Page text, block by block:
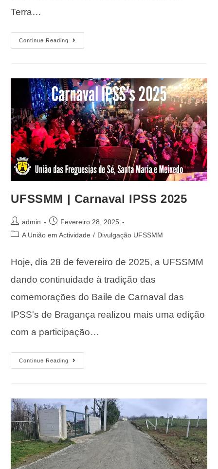
Terra…
Continue Reading
UFSSMM | Carnaval IPSS 2025
admin
Fevereiro 28, 2025
A União em Actividade / Divulgação UFSSMM
Hoje, dia 28 de fevereiro de 2025, a UFSSMM
dando continuidade à tradição das
comemorações do Baile de Carnaval das
IPSS's de Bragança realizou mais uma edição
com a participação…
Continue Reading